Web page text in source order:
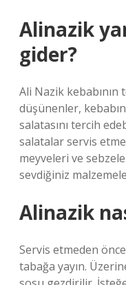
Alinazik
gider?
Ali Nazik
düşünenler,
salatasını tercih
salatalar servis
meyveleri ve
sevdiğiniz
Alinazik
Servis etmeden
tabağa yayın.